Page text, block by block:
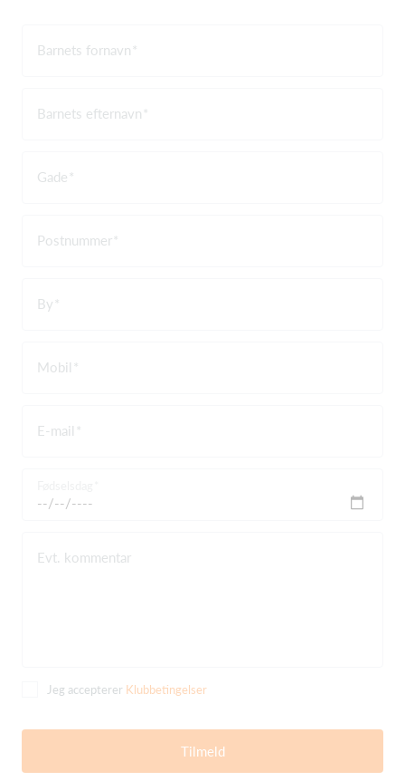
Barnets fornavn
Barnets efternavn
Gade
Postnummer
By
Mobil
E-mail
Evt. kommentar
Jeg accepterer Klubbetingelser
Tilmeld